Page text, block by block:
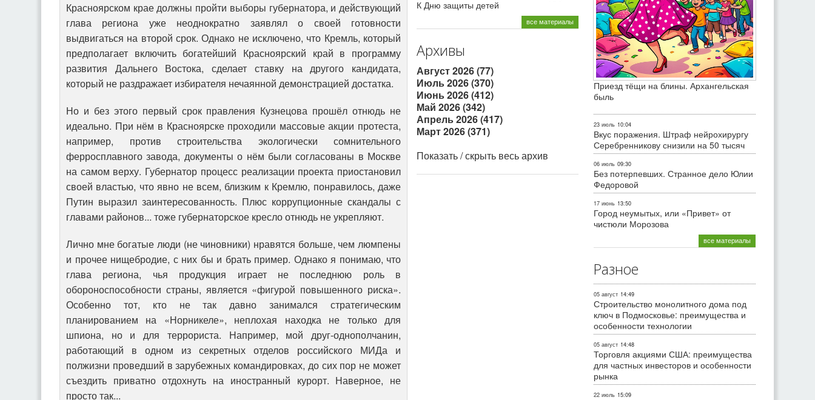
Красноярском крае должны пройти выборы губернатора, и действующий
глава региона уже неоднократно заявлял о своей готовности
выдвигаться на второй срок. Однако не исключено, что Кремль, который
предполагает включить богатейший Красноярский край в программу
развития Дальнего Востока, сделает ставку на другого кандидата,
который не раздражает избирателя нечаянной демонстрацией достатка.
Но и без этого первый срок правления Кузнецова прошёл отнюдь не
идеально. При нём в Красноярске проходили массовые акции протеста,
например, против строительства экологически сомнительного
ферросплавного завода, документы о нём были согласованы в Москве
на самом верху. Губернатор процесс реализации проекта приостановил
своей властью, что явно не всем, близким к Кремлю, понравилось, даже
Путин выразил заинтересованность. Плюс коррупционные скандалы с
главами районов... тоже губернаторское кресло отнюдь не укрепляют.
Лично мне богатые люди (не чиновники) нравятся больше, чем люмпены
и прочее нищебродие, с них бы и брать пример. Однако я понимаю, что
глава региона, чья продукция играет не последнюю роль в
обороноспособности страны, является «фигурой повышенного риска».
Особенно тот, кто не так давно занимался стратегическим
планированием на «Норникеле», неплохая находка не только для
шпиона, но и для террориста. Например, мой друг-однополчанин,
работающий в одном из секретных отделов российского МИДа и
полжизни проведший в зарубежных командировках, до сих пор не может
съездить приватно отдохнуть на иностранный курорт. Наверное, не
просто так...
К Дню защиты детей
все материалы
Архивы
Август 2026 (77)
Июль 2026 (370)
Июнь 2026 (412)
Май 2026 (342)
Апрель 2026 (417)
Март 2026 (371)
Показать / скрыть весь архив
Приезд тёщи на блины. Архангельская
быль
23 июль 10:04
Вкус поражения. Штраф нейрохирургу
Серебренникову снизили на 50 тысяч
06 июль 09:30
Без потерпевших. Странное дело Юлии
Федоровой
17 июнь 13:50
Город неумытых, или «Привет» от
чистюли Морозова
все материалы
Разное
05 август 14:49
Строительство монолитного дома под
ключ в Подмосковье: преимущества и
особенности технологии
05 август 14:48
Торговля акциями США: преимущества
для частных инвесторов и особенности
рынка
22 июль 15:09